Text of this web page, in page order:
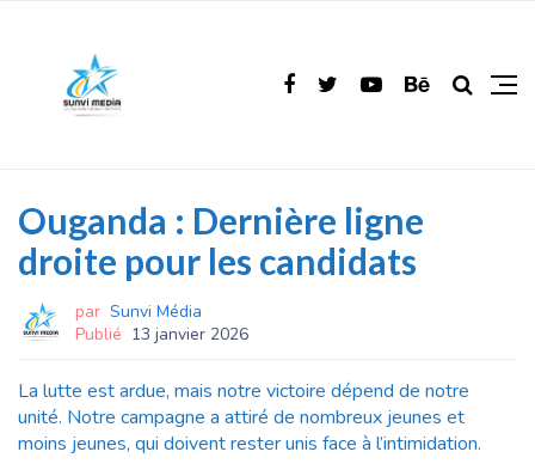
Ouganda : Dernière ligne
droite pour les candidats
par Sunvi Média
Publié 13 janvier 2026
La lutte est ardue, mais notre victoire dépend de notre
unité. Notre campagne a attiré de nombreux jeunes et
moins jeunes, qui doivent rester unis face à l’intimidation.